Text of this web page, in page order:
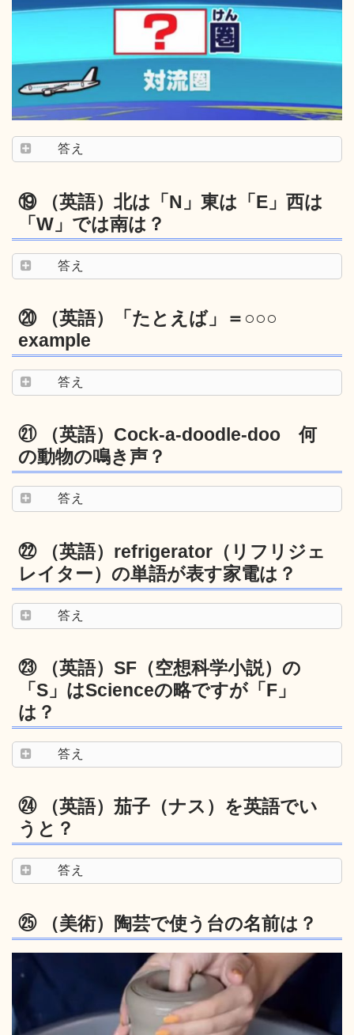
答え
⑲ （英語）北は「N」東は「E」西は
「W」では南は？
答え
⑳ （英語）「たとえば」＝○○○
example
答え
㉑ （英語）Cock-a-doodle-doo 何
の動物の鳴き声？
答え
㉒ （英語）refrigerator（リフリジェ
レイター）の単語が表す家電は？
答え
㉓ （英語）SF（空想科学小説）の
「S」はScienceの略ですが「F」
は？
答え
㉔ （英語）茄子（ナス）を英語でい
うと？
答え
㉕ （美術）陶芸で使う台の名前は？